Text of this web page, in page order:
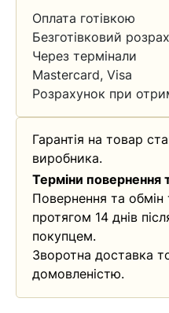
Оплата готівкою
Безготівковий
Через термінали
Mastercard, Visa
Розрахунок при
Гарантія на товар
виробника.
Терміни повернення
Повернення та
протягом 14 днів
покупцем.
Зворотна доставка
домовленістю.